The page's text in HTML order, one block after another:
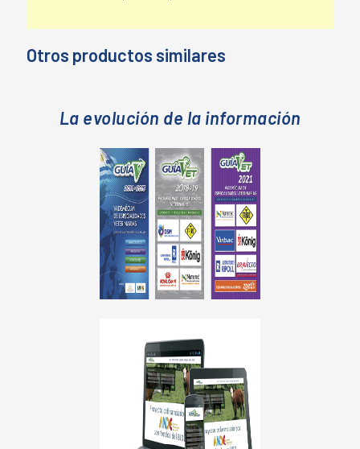
Otros productos similares
La evolución de la información